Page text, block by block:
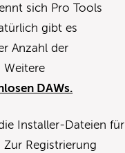
sich Pro Tools
gibt es
Anzahl der
Weitere
DAWs.
Installer-Dateien für
Registrierung